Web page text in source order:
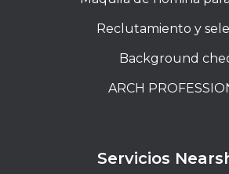
Reclutamiento y
Background
ARCH
Servicios